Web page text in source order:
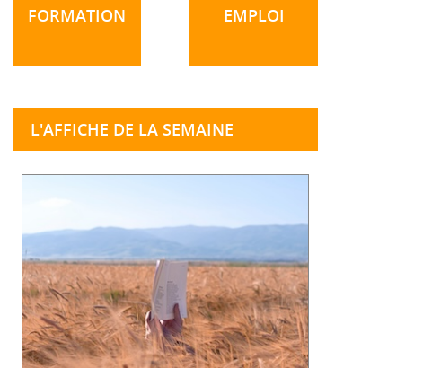
FORMATION
EMPLOI
L'AFFICHE DE LA SEMAINE